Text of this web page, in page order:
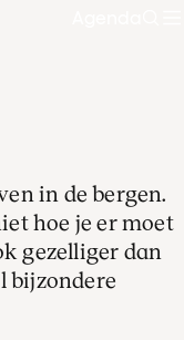
in de bergen.
hoe je er moet
gezelliger dan
bijzondere